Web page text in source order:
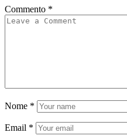
Commento *
Nome *
Email *